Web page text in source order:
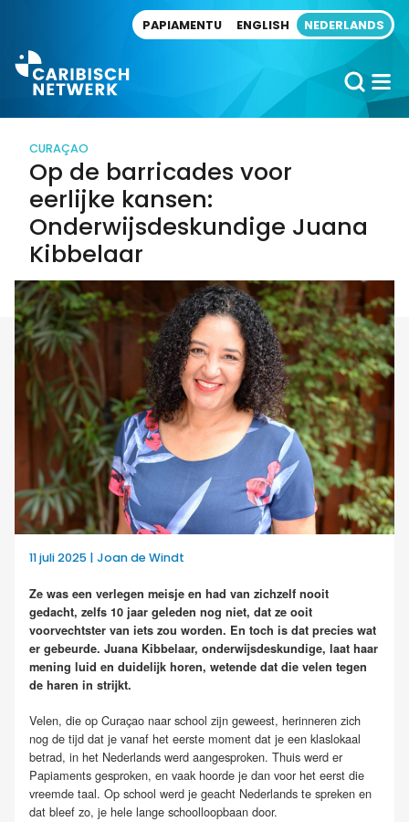
PAPIAMENTU ENGLISH NEDERLANDS
CURAÇAO
Op de barricades voor
eerlijke kansen:
Onderwijsdeskundige Juana
Kibbelaar
11 juli 2025 | Joan de Windt
Ze was een verlegen meisje en had van zichzelf nooit
gedacht, zelfs 10 jaar geleden nog niet, dat ze ooit
voorvechtster van iets zou worden. En toch is dat precies wat
er gebeurde. Juana Kibbelaar, onderwijsdeskundige, laat haar
mening luid en duidelijk horen, wetende dat die velen tegen
de haren in strijkt.
Velen, die op Curaçao naar school zijn geweest, herinneren zich
nog de tijd dat je vanaf het eerste moment dat je een klaslokaal
betrad, in het Nederlands werd aangesproken. Thuis werd er
Papiaments gesproken, en vaak hoorde je dan voor het eerst die
vreemde taal. Op school werd je geacht Nederlands te spreken en
dat bleef zo, je hele lange schoolloopbaan door.